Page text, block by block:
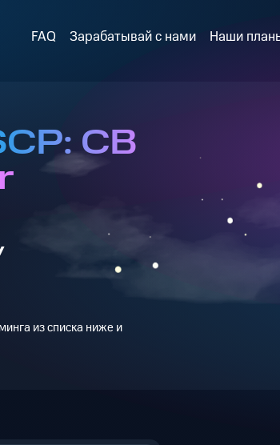
FAQ Зарабатывай с нами Наши
CB
из списка ниже и